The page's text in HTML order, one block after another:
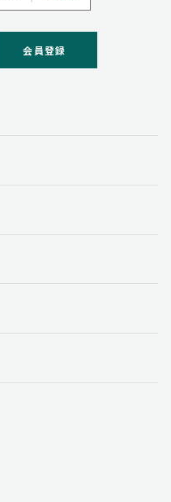
しており、業務委託先
目的の通知、開示、訂
個人情報の漏洩防止に
て
合せ窓口
～ 18:00）
会員登録